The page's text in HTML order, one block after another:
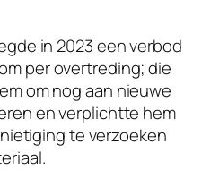
in 2023 een verbod
per overtreding; die
om nog aan nieuwe
en verplichtte hem
te verzoeken